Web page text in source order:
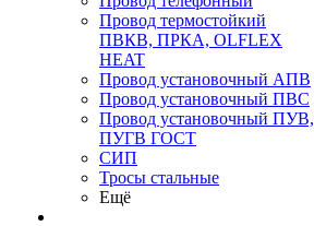
Провод термостойкий
ПВКВ, ПРКА, OLFLEX
HEAT
Провод установочный АПВ
Провод установочный ПВС
Провод установочный ПУВ,
ПУГВ ГОСТ
СИП
Тросы стальные
Ещё